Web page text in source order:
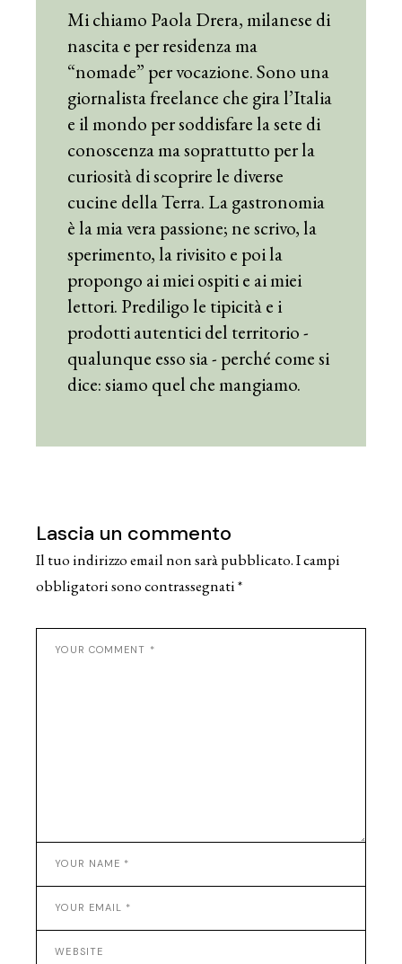
Mi chiamo Paola Drera, milanese di
nascita e per residenza ma
“nomade” per vocazione. Sono una
giornalista freelance che gira l’Italia
e il mondo per soddisfare la sete di
conoscenza ma soprattutto per la
curiosità di scoprire le diverse
cucine della Terra. La gastronomia
è la mia vera passione; ne scrivo, la
sperimento, la rivisito e poi la
propongo ai miei ospiti e ai miei
lettori. Prediligo le tipicità e i
prodotti autentici del territorio -
qualunque esso sia - perché come si
dice: siamo quel che mangiamo.
Lascia un commento
Il tuo indirizzo email non sarà pubblicato.I campi
obbligatori sono contrassegnati*